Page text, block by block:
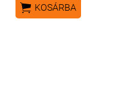
 KOSÁRBA